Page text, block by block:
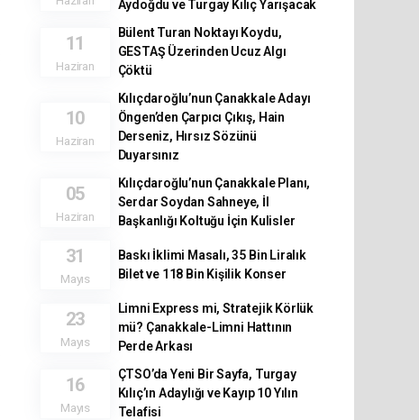
Aydoğdu ve Turgay Kılıç Yarışacak
11
Haziran
Bülent Turan Noktayı Koydu,
GESTAŞ Üzerinden Ucuz Algı
Çöktü
10
Haziran
Kılıçdaroğlu’nun Çanakkale Adayı
Öngen’den Çarpıcı Çıkış, Hain
Derseniz, Hırsız Sözünü
Duyarsınız
05
Haziran
Kılıçdaroğlu’nun Çanakkale Planı,
Serdar Soydan Sahneye, İl
Başkanlığı Koltuğu İçin Kulisler
31
Mayıs
Baskı İklimi Masalı, 35 Bin Liralık
Bilet ve 118 Bin Kişilik Konser
23
Mayıs
Limni Express mi, Stratejik Körlük
mü? Çanakkale-Limni Hattının
Perde Arkası
16
Mayıs
ÇTSO’da Yeni Bir Sayfa, Turgay
Kılıç’ın Adaylığı ve Kayıp 10 Yılın
Telafisi